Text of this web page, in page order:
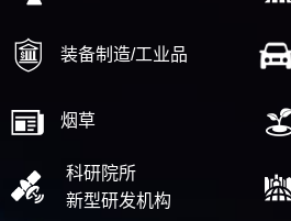
装备制造/工业品
烟草
科研院所
新型研发机构